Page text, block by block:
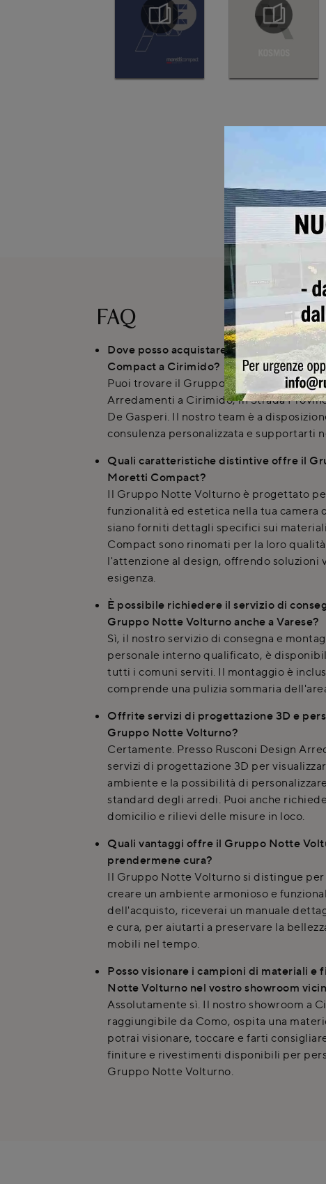
FAQ
Dove posso acquistare il Gruppo Notte
Compact a Cirimido?
Puoi trovare il Gruppo Notte Volturno
Arredamenti a Cirimido, in Strada
De Gasperi. Il nostro team è a
consulenza personalizzata e supportarti
Quali caratteristiche distintive offre il
Moretti Compact?
Il Gruppo Notte Volturno è progettato
funzionalità ed estetica nella tua camera
siano forniti dettagli specifici sui
Compact sono rinomati per la loro
l'attenzione al design, offrendo soluzioni
esigenza.
È possibile richiedere il servizio di
Gruppo Notte Volturno anche a Varese?
Sì, il nostro servizio di consegna e
personale interno qualificato, è
tutti i comuni serviti. Il montaggio è
comprende una pulizia sommaria
Offrite servizi di progettazione 3D e
Gruppo Notte Volturno?
Certamente. Presso Rusconi Design
servizi di progettazione 3D per
ambiente e la possibilità di
standard degli arredi. Puoi anche
domicilio e rilievi delle misure in loco.
Quali vantaggi offre il Gruppo Notte
prendermene cura?
Il Gruppo Notte Volturno si distingue per
creare un ambiente armonioso e
dell'acquisto, riceverai un manuale
e cura, per aiutarti a preservare la
mobili nel tempo.
Posso visionare i campioni di materiali
Notte Volturno nel vostro showroom
Assolutamente sì. Il nostro showroom a
raggiungibile da Como, ospita una
potrai visionare, toccare e farti
finiture e rivestimenti disponibili per
Gruppo Notte Volturno.